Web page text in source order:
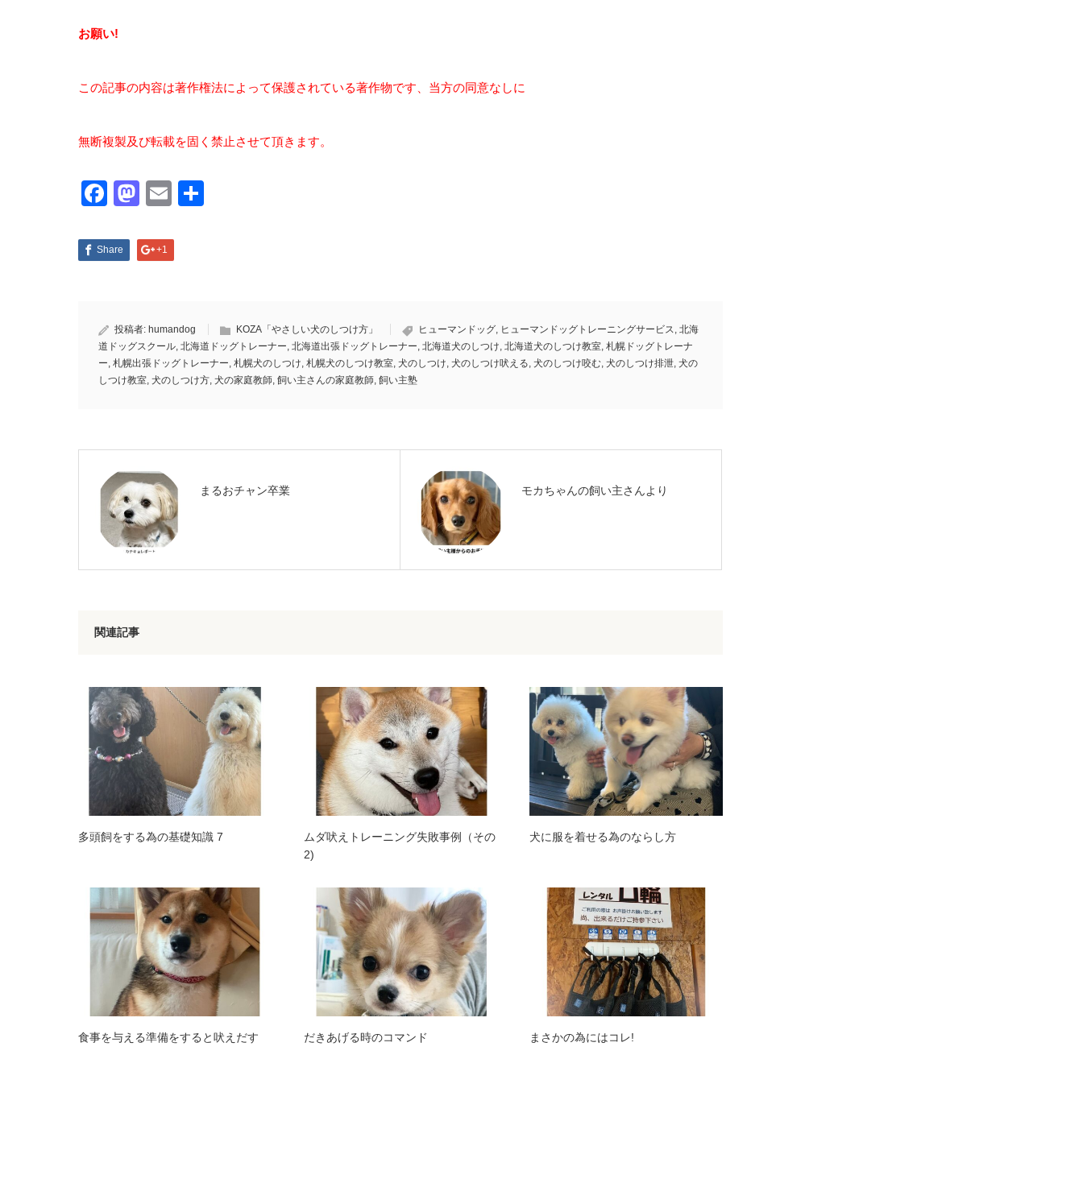
お願い!
この記事の内容は著作権法によって保護されている著作物です、当方の同意なしに
無断複製及び転載を固く禁止させて頂きます。
Facebook
Mastodon
Email
Share +1
投稿者: humandog KOZA「やさしい犬のしつけ方」 ヒューマンドッグ, ヒューマンドッグトレーニングサービス, 北海
道ドッグスクール, 北海道ドッグトレーナー, 北海道出張ドッグトレーナー, 北海道犬のしつけ, 北海道犬のしつけ教室, 札幌ドッグトレーナ
ー, 札幌出張ドッグトレーナー, 札幌犬のしつけ, 札幌犬のしつけ教室, 犬のしつけ, 犬のしつけ吠える, 犬のしつけ咬む, 犬のしつけ排泄, 犬の
しつけ教室, 犬のしつけ方, 犬の家庭教師, 飼い主さんの家庭教師, 飼い主塾
まるおチャン卒業 モカちゃんの飼い主さんより
関連記事
多頭飼をする為の基礎知識 7
ムダ吠えトレーニング失敗事例（その
2)
犬に服を着せる為のならし方
食事を与える準備をすると吠えだす だきあげる時のコマンド まさかの為にはコレ!